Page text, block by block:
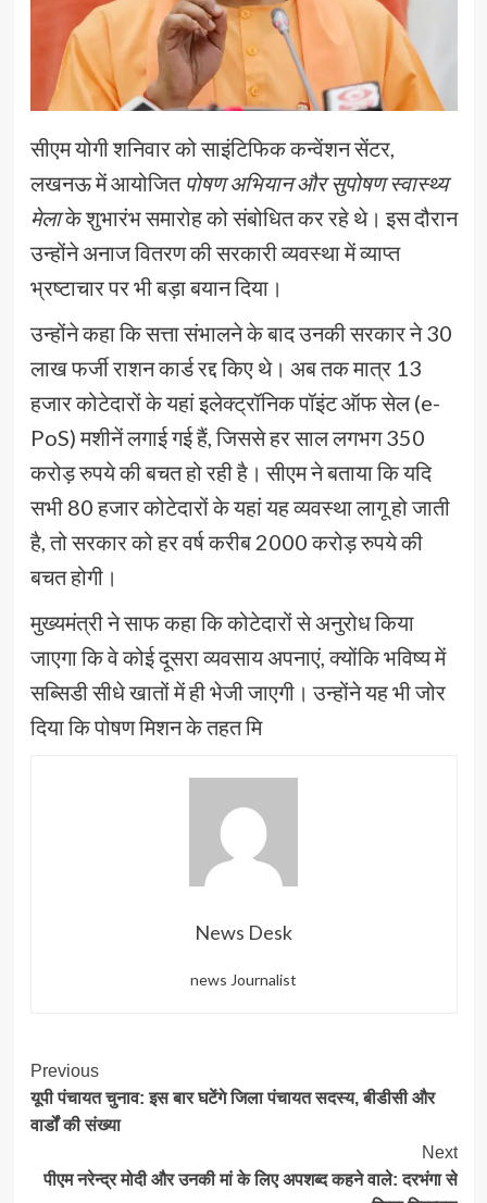
सीएम योगी शनिवार को साइंटिफिक कन्वेंशन सेंटर,
लखनऊ में आयोजित पोषण अभियान और सुपोषण स्वास्थ्य
मेलाके शुभारंभ समारोह को संबोधित कर रहे थे। इस दौरान
उन्होंने अनाज वितरण की सरकारी व्यवस्था में व्याप्त
भ्रष्टाचार पर भी बड़ा बयान दिया।
उन्होंने कहा कि सत्ता संभालने के बाद उनकी सरकार ने 30
लाख फर्जी राशन कार्ड रद्द किए थे। अब तक मात्र 13
हजार कोटेदारों के यहां इलेक्ट्रॉनिक पॉइंट ऑफ सेल (e-
PoS) मशीनें लगाई गई हैं, जिससे हर साल लगभग 350
करोड़ रुपये की बचत हो रही है। सीएम ने बताया कि यदि
सभी 80 हजार कोटेदारों के यहां यह व्यवस्था लागू हो जाती
है, तो सरकार को हर वर्ष करीब 2000 करोड़ रुपये की
बचत होगी।
मुख्यमंत्री ने साफ कहा कि कोटेदारों से अनुरोध किया
जाएगा कि वे कोई दूसरा व्यवसाय अपनाएं, क्योंकि भविष्य में
सब्सिडी सीधे खातों में ही भेजी जाएगी। उन्होंने यह भी जोर
दिया कि पोषण मिशन के तहत मि
News Desk
news Journalist
Post
Navigation
Previous
यूपी पंचायत चुनाव: इस बार घटेंगे जिला पंचायत सदस्य, बीडीसी और
वार्डों की संख्या
Next
पीएम नरेन्द्र मोदी और उनकी मां के लिए अपशब्द कहने वाले: दरभंगा से